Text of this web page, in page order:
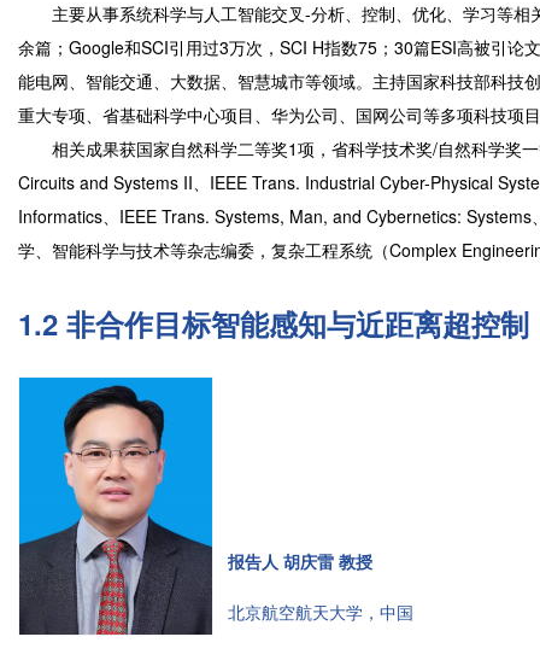
主要从事系统科学与人工智能交叉-分析、控制、优化、学习等相
余篇；Google和SCI引用过3万次，SCI H指数75；30篇ESI高被引
能电网、智能交通、大数据、智慧城市等领域。主持国家科技部科技
重大专项、省基础科学中心项目、华为公司、国网公司等多项科技项
相关成果获国家自然科学二等奖1项，省科学技术奖/自然科学奖
Circuits and Systems II、IEEE Trans. Industrial Cyber-Physical
Informatics、IEEE Trans. Systems, Man, and Cybernetics:
学、智能科学与技术等杂志编委，复杂工程系统（Complex
1.2 非合作目标智能感知与近距离超控制
报告人 胡庆雷 教授
北京航空航天大学，中国